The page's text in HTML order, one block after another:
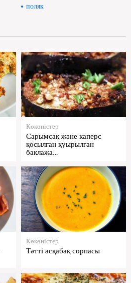
поляк
Көкөністер
Сарымсақ және каперс
қосылған қуырылған
баклажа…
Көкөністер
Тәтті асқабақ сорпасы